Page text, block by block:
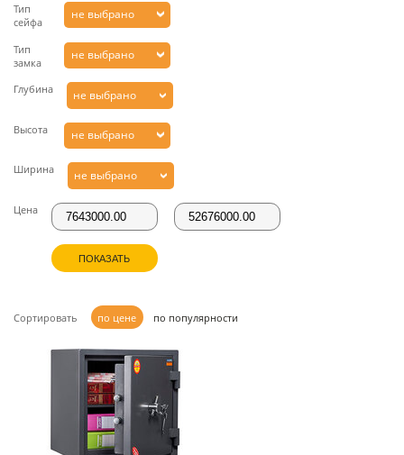
Тип
сейфа
не выбрано
Тип
замка
не выбрано
Глубина не выбрано
Высота не выбрано
Ширина не выбрано
Цена
ПОКАЗАТЬ
Сортировать по цене по популярности